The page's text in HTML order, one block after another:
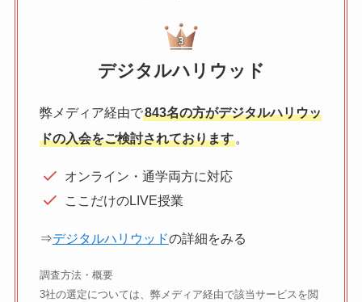
デジタルハリウッド
弊メディア経由で843名の方がデジタルハリウッ
ドの入会をご検討されております。
オンライン・通学両方に対応
ここだけのLIVE授業
⇒デジタルハリウッドの詳細をみる
調査方法・概要
3社の選定については、弊メディア経由で該当サービスを閲